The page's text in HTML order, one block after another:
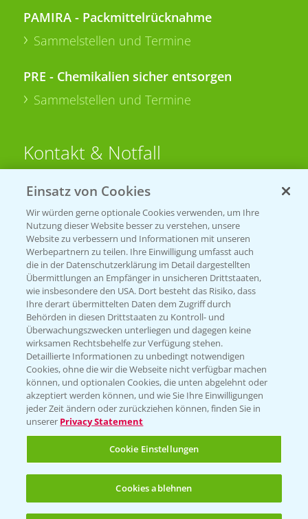
PAMIRA - Packmittelrücknahme
Sammelstellen und Termine
PRE - Chemikalien sicher entsorgen
Sammelstellen und Termine
Kontakt & Notfall
Beratung auf WhatsApp
T.+49 (0)174 346 564 1
KONTAKT
Hilfe in Notfällen
T.+49 (0)214/30-20220
Folgen Sie uns
Einsatz von Cookies
Wir würden gerne optionale Cookies verwenden, um Ihre
Nutzung dieser Website besser zu verstehen, unsere
Website zu verbessern und Informationen mit unseren
Werbepartnern zu teilen. Ihre Einwilligung umfasst auch
die in der Datenschutzerklärung im Detail dargestellten
Übermittlungen an Empfänger in unsicheren Drittstaaten,
wie insbesondere den USA. Dort besteht das Risiko, dass
Ihre derart übermittelten Daten dem Zugriff durch
Behörden in diesen Drittstaaten zu Kontroll- und
Überwachungszwecken unterliegen und dagegen keine
wirksamen Rechtsbehelfe zur Verfügung stehen.
Detaillierte Informationen zu unbedingt notwendigen
Cookies, ohne die wir die Webseite nicht verfügbar machen
können, und optionalen Cookies, die unten abgelehnt oder
akzeptiert werden können, und wie Sie Ihre Einwilligungen
jeder Zeit ändern oder zurückziehen können, finden Sie in
unserer Privacy Statement
Cookie Einstellungen
Cookies ablehnen